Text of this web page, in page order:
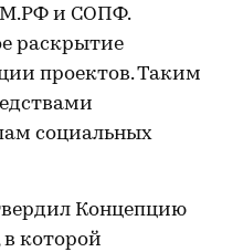
и СОПФ.
раскрытие
проектов. Таким
социальных
Концепцию
которой